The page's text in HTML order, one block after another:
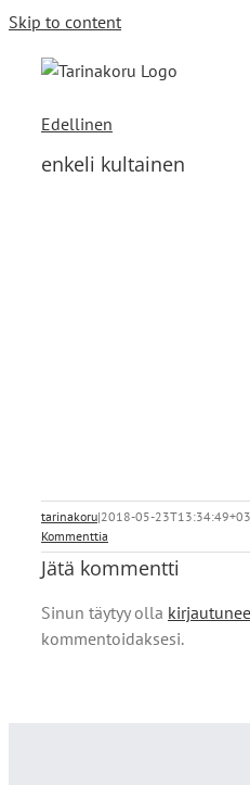
Skip to content
Edellinen
enkeli kultainen
tarinakoru|2018-05-
Kommenttia
Jätä kommentti
Sinun täytyy olla
kommentoidaksesi.